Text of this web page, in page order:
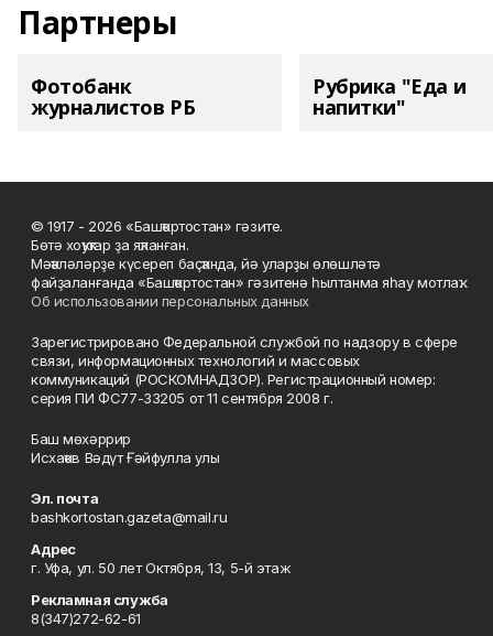
Партнеры
Фотобанк
журналистов РБ
Рубрика "Еда и
напитки"
© 1917 - 2026 «Башҡортостан» гәзите.
Бөтә хоҡуҡтар ҙа яҡланған.
Мәҡәләләрҙе күсереп баҫҡанда, йә уларҙы өлөшләтә
файҙаланғанда «Башҡортостан» гәзитенә һылтанма яһау мотлаҡ.
Об использовании персональных данных
Зарегистрировано Федеральной службой по надзору в сфере
связи, информационных технологий и массовых
коммуникаций (РОСКОМНАДЗОР). Регистрационный номер:
серия ПИ ФС77-33205 от 11 сентября 2008 г.
Баш мөхәррир
Исхаҡов Вәдүт Ғәйфулла улы
Эл. почта
bashkortostan.gazeta@mail.ru
Адрес
г. Уфа, ул. 50 лет Октября, 13, 5-й этаж
Рекламная служба
8(347)272-62-61